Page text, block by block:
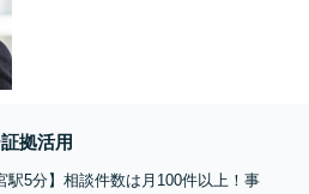
拠活用
駅5分】相談件数は月100件以上！事